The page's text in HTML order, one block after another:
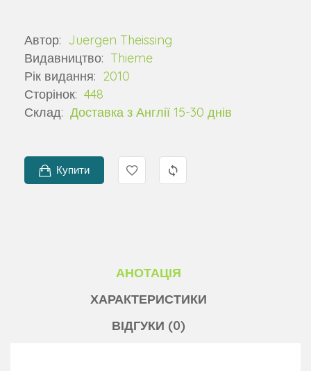
Автор: Juergen Theissing
Видавництво: Thieme
Рік видання: 2010
Сторінок: 448
Склад: Доставка з Англії 15-30 днів
Купити
АНОТАЦІЯ
ХАРАКТЕРИСТИКИ
ВІДГУКИ (0)